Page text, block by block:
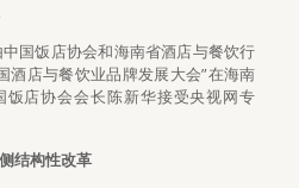
中国饭店协会和海南省酒店与餐饮行
酒店与餐饮业品牌发展大会”在海南
店协会会长陈新华接受央视网专
结构性改革